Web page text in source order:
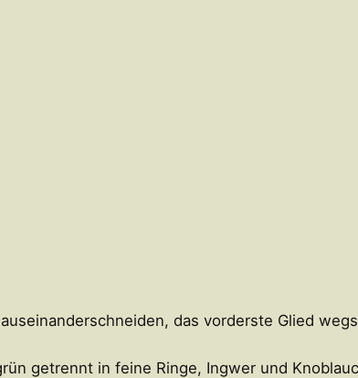
das vorderste Glied
getrennt in feine Ringe, Ingwer und